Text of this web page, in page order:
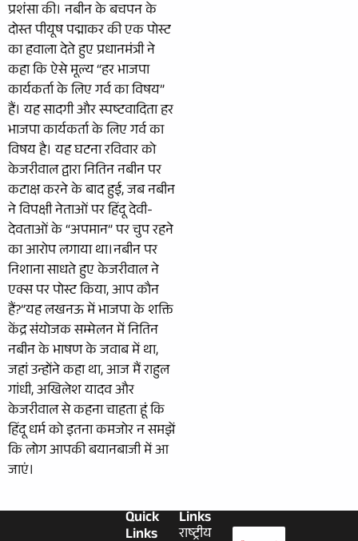
प्रशंसा की। नबीन के बचपन के
दोस्त पीयूष पद्माकर की एक पोस्ट
का हवाला देते हुए प्रधानमंत्री ने
कहा कि ऐसे मूल्य “हर भाजपा
कार्यकर्ता के लिए गर्व का विषय”
हैं। यह सादगी और स्पष्टवादिता हर
भाजपा कार्यकर्ता के लिए गर्व का
विषय है। यह घटना रविवार को
केजरीवाल द्वारा नितिन नबीन पर
कटाक्ष करने के बाद हुई, जब नबीन
ने विपक्षी नेताओं पर हिंदू देवी-
देवताओं के “अपमान” पर चुप रहने
का आरोप लगाया था।नबीन पर
निशाना साधते हुए केजरीवाल ने
एक्स पर पोस्ट किया, आप कौन
हैं?”यह लखनऊ में भाजपा के शक्ति
केंद्र संयोजक सम्मेलन में नितिन
नबीन के भाषण के जवाब में था,
जहां उन्होंने कहा था, आज मैं राहुल
गांधी, अखिलेश यादव और
केजरीवाल से कहना चाहता हूं कि
हिंदू धर्म को इतना कमजोर न समझें
कि लोग आपकी बयानबाजी में आ
जाएं।
Links
राष्ट्रीय
Quick
Links